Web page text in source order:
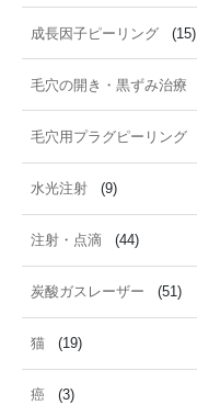
成長因子ピーリング (15)
毛穴の開き・黒ずみ治療
毛穴用プラグピーリング
水光注射 (9)
注射・点滴 (44)
炭酸ガスレーザー (51)
猫 (19)
癌 (3)